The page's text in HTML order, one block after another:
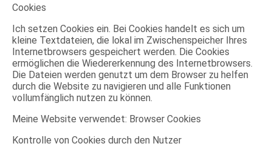
Cookies
Ich setzen Cookies ein. Bei Cookies handelt es sich um
kleine Textdateien, die lokal im Zwischenspeicher Ihres
Internetbrowsers gespeichert werden. Die Cookies
ermöglichen die Wiedererkennung des Internetbrowsers.
Die Dateien werden genutzt um dem Browser zu helfen
durch die Website zu navigieren und alle Funktionen
vollumfänglich nutzen zu können.
Meine Website verwendet: Browser Cookies
Kontrolle von Cookies durch den Nutzer